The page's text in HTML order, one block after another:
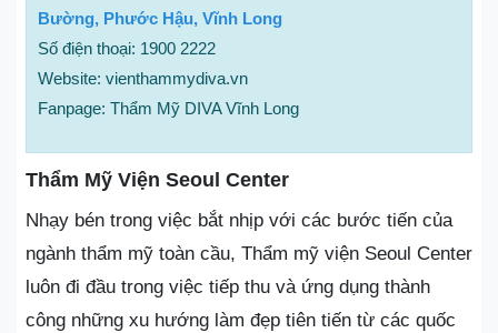
Bường, Phước Hậu, Vĩnh Long
Số điện thoại: 1900 2222
Website: vienthammydiva.vn
Fanpage: Thẩm Mỹ DIVA Vĩnh Long
Thẩm Mỹ Viện Seoul Center
Nhạy bén trong việc bắt nhịp với các bước tiến của
ngành thẩm mỹ toàn cầu, Thẩm mỹ viện Seoul Center
luôn đi đầu trong việc tiếp thu và ứng dụng thành
công những xu hướng làm đẹp tiên tiến từ các quốc